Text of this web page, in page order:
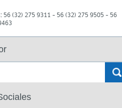
56 (32) 275 9311 - 56 (32) 275 9505 - 56